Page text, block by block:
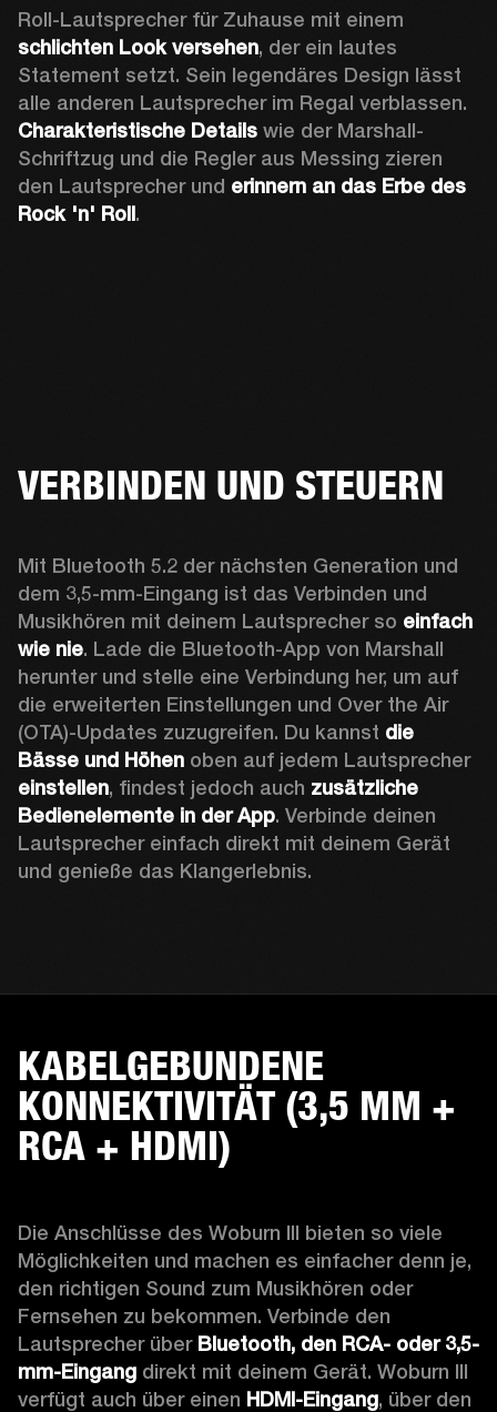
schlichten Look versehen, der ein lautes
Statement setzt. Sein legendäres Design lässt
Charakteristische Details wie der Marshall-
Schriftzug und die Regler aus Messing zieren
den Lautsprecher und erinnern an das Erbe des
Rock 'n' Roll.
VERBINDEN UND STEUERN
Mit Bluetooth 5.2 der nächsten Generation und
dem 3,5-mm-Eingang ist das Verbinden und
Musikhören mit deinem Lautsprecher so einfach
wie nie. Lade die Bluetooth-App von Marshall
herunter und stelle eine Verbindung her, um auf
die erweiterten Einstellungen und Over the Air
(OTA)-Updates zuzugreifen. Du kannst die
Bässe und Höhen
oben auf jedem Lautsprecher
einstellen, findest jedoch auch zusätzliche
Bedienelemente in der App. Verbinde deinen
Lautsprecher einfach direkt mit deinem Gerät
und genieße das Klangerlebnis.
KABELGEBUNDENE
KONNEKTIVITÄT (3,5 MM +
RCA + HDMI)
Die Anschlüsse des Woburn III bieten so viele
Möglichkeiten und machen es einfacher denn je,
den richtigen Sound zum Musikhören oder
Fernsehen zu bekommen. Verbinde den
Lautsprecher über Bluetooth, den RCA- oder 3,5-
mm-Eingang direkt mit deinem Gerät. Woburn III
verfügt auch über einen HDMI-Eingang, über den